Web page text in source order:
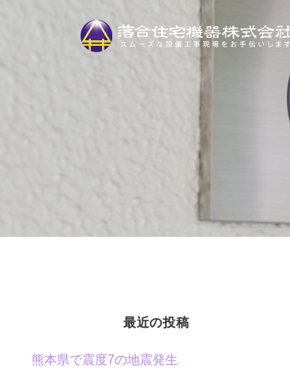
最近の投稿
熊本県で震度7の地震発生